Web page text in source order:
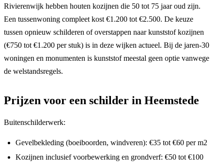
Rivierenwijk hebben houten kozijnen die 50 tot 75 jaar oud zijn.
Een tussenwoning compleet kost €1.200 tot €2.500. De keuze
tussen opnieuw schilderen of overstappen naar kunststof kozijnen
(€750 tot €1.200 per stuk) is in deze wijken actueel. Bij de jaren-30
woningen en monumenten is kunststof meestal geen optie vanwege
de welstandsregels.
Prijzen voor een schilder in Heemstede
Buitenschilderwerk:
Gevelbekleding (boeiboorden, windveren): €35 tot €60 per m2
Kozijnen inclusief voorbewerking en grondverf: €50 tot €100